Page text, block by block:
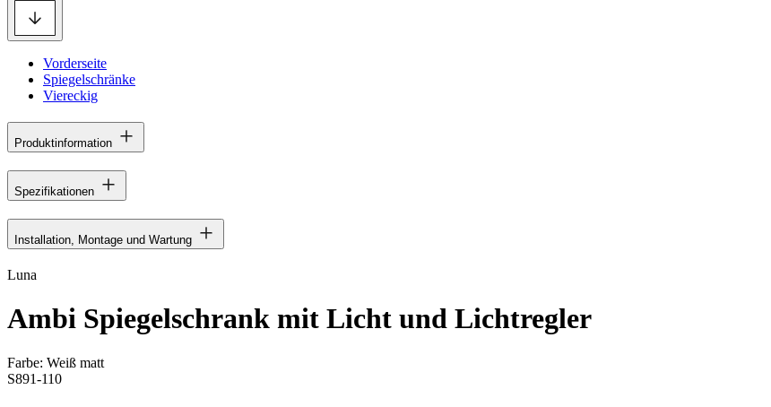
Vorderseite
Spiegelschränke
Viereckig
Produktinformation
Spezifikationen
Installation, Montage und Wartung
Luna
Ambi Spiegelschrank mit Licht und Lichtregler
Farbe: Weiß matt
S891-110